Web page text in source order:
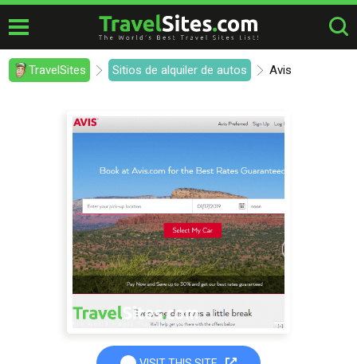
TravelSites Sitios de alquiler de autos Avis